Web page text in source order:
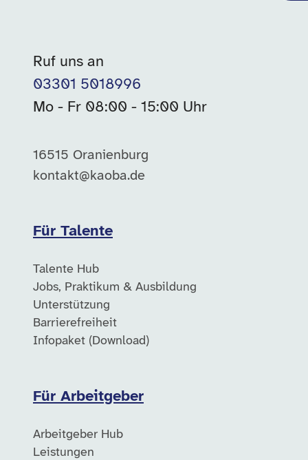
Ruf uns an
03301 5018996
Mo - Fr 08:00 - 15:00 Uhr
16515 Oranienburg
kontakt@kaoba.de
Für Talente
Talente Hub
Jobs, Praktikum & Ausbildung
Unterstützung
Barrierefreiheit
Infopaket (Download)
Für Arbeitgeber
Arbeitgeber Hub
Leistungen